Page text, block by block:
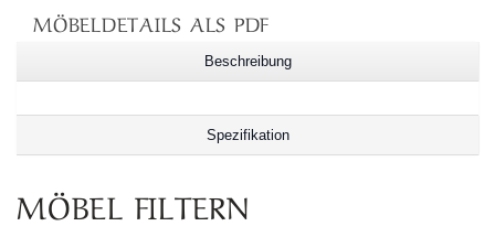
MÖBELDETAILS ALS PDF
Beschreibung
Spezifikation
MÖBEL FILTERN